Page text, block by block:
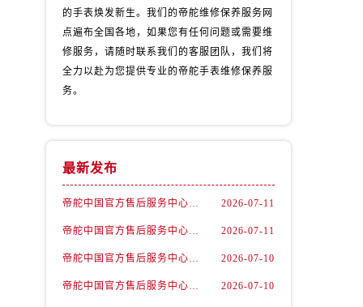
的手表焕发新生。我们的帝舵维修保养服务网
点遍布全国各地，如果您有任何问题或需要维
修服务，请随时联系我们的客服团队，我们将
全力以赴为您提供专业的帝舵手表维修保养服
务。
最新发布
帝舵中国官方售后服务中心｜维修地址及售后服务热线权威信息声明（2026年7月最新） 2026-07-11
帝舵中国官方售后服务中心｜全部网点地址及电话权威信息通告（2026年7月最新） 2026-07-11
帝舵中国官方售后服务中心｜官方地址与客服热线权威信息声明（2026年7月最新） 2026-07-10
帝舵中国官方售后服务中心｜详细地址与24小时客服电话权威信息声明（2026年7月最新） 2026-07-10